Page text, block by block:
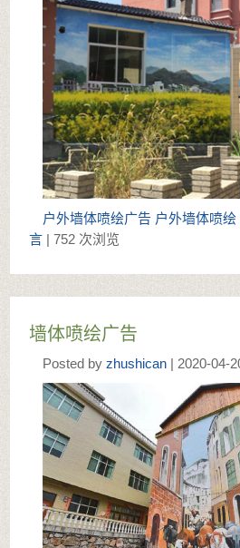
户外墙体喷绘广告 户外墙体喷绘
言 | 752 次浏览
墙体喷绘广告
Posted by zhushican | 2020-04-